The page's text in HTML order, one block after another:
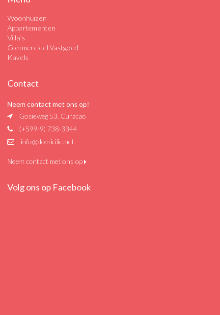
Woonhuizen
Appartementen
Villa's
Commercieel Vastgoed
Kavels
Contact
Neem contact met ons op!
Gosieweg 53, Curacao
(+599-9) 738-3344
info@domicilie.net
Neem contact met ons op
Volg ons op Facebook